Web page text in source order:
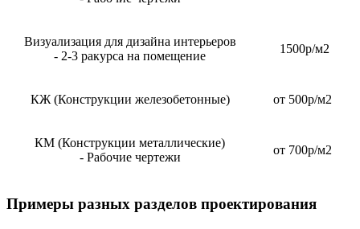
Визуализация для дизайна интерьеров
- 2-3 ракурса на помещение
1500р/м2
КЖ (Конструкции железобетонные) от 500р/м2
КМ (Конструкции металлические)
- Рабочие чертежи
от 700р/м2
Примеры разных разделов проектирования